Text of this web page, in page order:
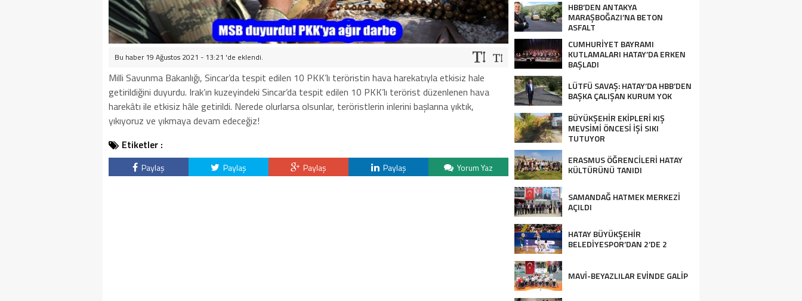
Bu haber 19 Ağustos 2021 - 13:21 'de eklendi.
Milli Savunma Bakanlığı, Sincar’da tespit edilen 10 PKK’lı teröristin hava harekatıyla etkisiz hale
getirildiğini duyurdu. Irak’ın kuzeyindeki Sincar’da tespit edilen 10 PKK’lı terörist düzenlenen hava
harekâtı ile etkisiz hâle getirildi. Nerede olurlarsa olsunlar, teröristlerin inlerini başlarına yıktık,
yıkıyoruz ve yıkmaya devam edeceğiz!
Etiketler :
Paylaş Paylaş Paylaş Paylaş Yorum Yaz
HBB’DEN ANTAKYA
MARAŞBOĞAZI’NA BETON
ASFALT
CUMHURİYET BAYRAMI
KUTLAMALARI HATAY’DA ERKEN
BAŞLADI
LÜTFÜ SAVAŞ: HATAY’DA HBB’DEN
BAŞKA ÇALIŞAN KURUM YOK
BÜYÜKŞEHİR EKİPLERİ KIŞ
MEVSİMİ ÖNCESİ İŞİ SIKI
TUTUYOR
ERASMUS ÖĞRENCİLERİ HATAY
KÜLTÜRÜNÜ TANIDI
SAMANDAĞ HATMEK MERKEZİ
AÇILDI
HATAY BÜYÜKŞEHİR
BELEDİYESPOR’DAN 2’DE 2
MAVİ-BEYAZLILAR EVİNDE GALİP